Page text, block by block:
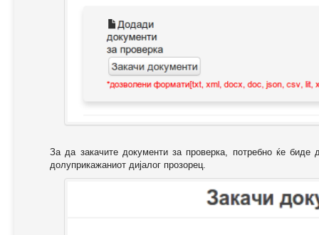
За да закачите документи за проверка, потребно ќе биде
долуприкажаниот дијалог прозорец.